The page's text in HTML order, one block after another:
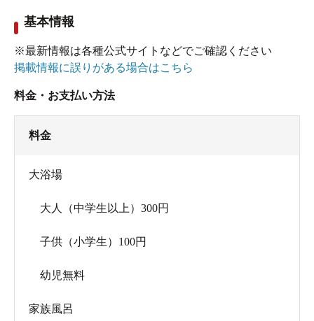
循環・消毒なし。湯口の湯を口に含むと、ほんの
りと鉄臭がしてまろやかな味。赤茶色の大きな湯
の花も舞い上がります。
な声が聞こえてきますが、こちらはずっと貸切状
まって湯めぐりや観光の拠点として利用してみた
いですね。
主な成分: ﾘﾁｳﾑｲｵﾝ0.5mg、ﾅﾄﾘｳﾑｲｵﾝ369.1mg、ｱﾝﾓﾆｳ
ﾄﾛﾝﾁｳﾑｲｵﾝ0.1mg、ﾏﾝｶﾞﾝｲｵﾝ0.2mg、鉄（II）ｲｵﾝ
基本情報
※最新情報は各種公式サイトなどでご確認ください
掲載情報に誤りがある場合はこちら
料金・お支払い方法
料金
大浴場
大人（中学生以上）300円
子供（小学生）100円
幼児無料
家族風呂